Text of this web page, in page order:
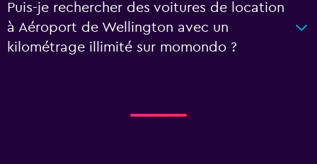
Puis-je rechercher des voitures de location
à Aéroport de Wellington avec un
kilométrage illimité sur momondo ?